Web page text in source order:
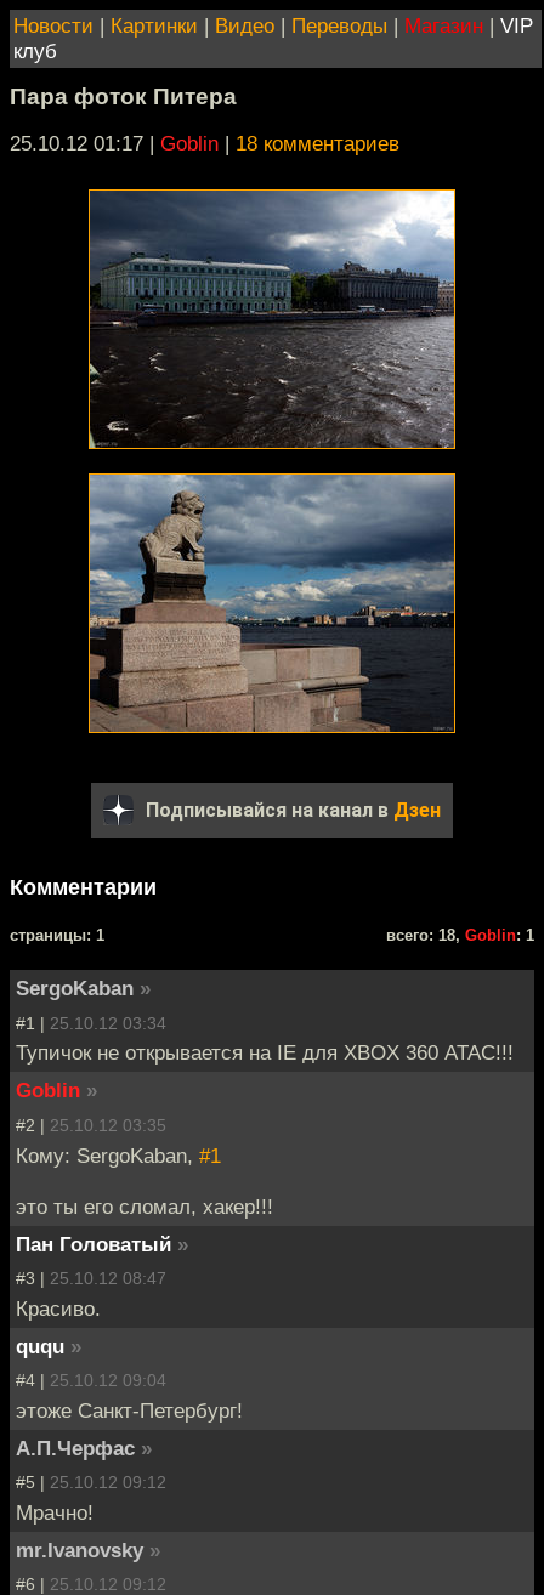
Новости | Картинки | Видео | Переводы | Магазин | VIP
клуб
Пара фоток Питера
25.10.12 01:17 | Goblin | 18 комментариев
Подписывайся на канал в Дзен
Комментарии
cтраницы: 1 всего: 18, Goblin: 1
SergoKaban »
#1 | 25.10.12 03:34
Тупичок не открывается на IE для XBOX 360 АТАС!!!
Goblin »
#2 | 25.10.12 03:35
Кому: SergoKaban, #1
это ты его сломал, хакер!!!
Пан Головатый »
#3 | 25.10.12 08:47
Красиво.
ququ »
#4 | 25.10.12 09:04
этоже Санкт-Петербург!
А.П.Черфас »
#5 | 25.10.12 09:12
Мрачно!
mr.Ivanovsky »
#6 | 25.10.12 09:12